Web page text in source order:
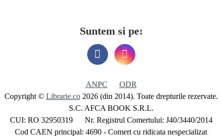
Suntem si pe:
ANPC
ODR
Copyright © Librarie.co 2026 (din 2014). Toate drepturile rezervate.
S.C. AFCA BOOK S.R.L.
CUI: RO 32950319 Nr. Registrul Comertului: J40/3440/2014
Cod CAEN principal: 4690 - Comert cu ridicata nespecializat